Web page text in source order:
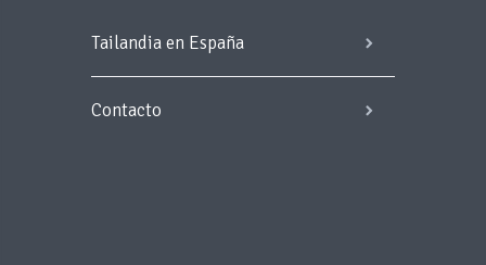
Tailandia en España
Contacto